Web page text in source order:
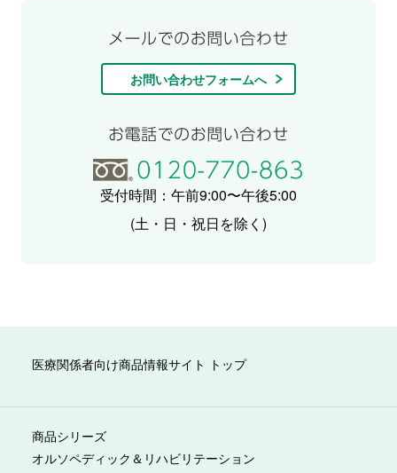
お問い合わせフォームへ
受付時間：午前9:00〜午後5:00
(土・日・祝日を除く)
医療関係者向け商品情報サイト トップ
商品シリーズ
オルソペディック＆リハビリテーション